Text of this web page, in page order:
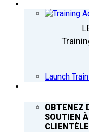
Launch
OBTENEZ
SOUTIEN